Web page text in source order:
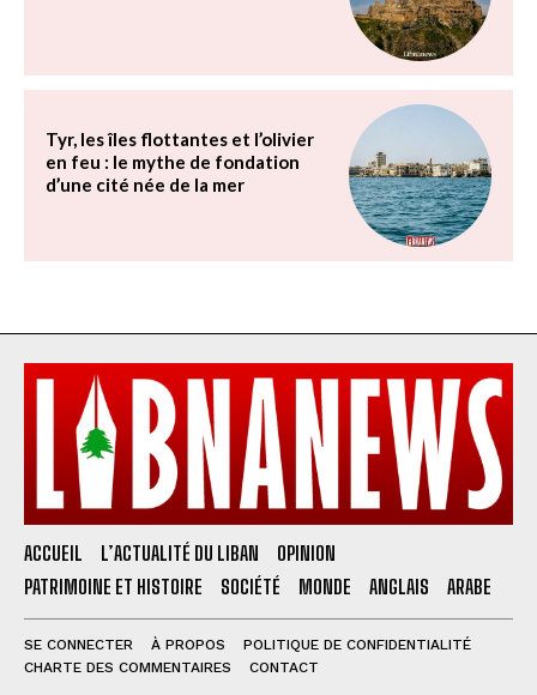
Tyr, les îles flottantes et l’olivier
en feu : le mythe de fondation
d’une cité née de la mer
ACCUEIL L’ACTUALITÉ DU LIBAN
OPINION
PATRIMOINE ET HISTOIRE
SOCIÉTÉ MONDE ANGLAIS ARABE
SE CONNECTER À PROPOS
POLITIQUE DE CONFIDENTIALITÉ
CHARTE DES COMMENTAIRES
CONTACT